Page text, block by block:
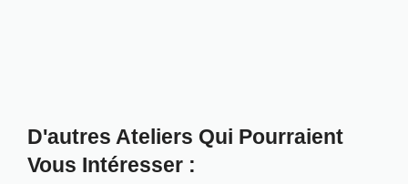
D'autres Ateliers Qui Pourraient
Vous Intéresser :